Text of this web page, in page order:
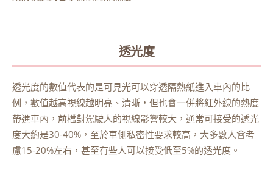
透光度
透光度的數值代表的是可見光可以穿透隔熱紙進入車內的比
例，數值越高視線越明亮、清晰，但也會一併將紅外線的熱度
帶進車內，前檔對駕駛人的視線影響較大，通常可接受的透光
度大約是30-40%，至於車側私密性要求較高，大多數人會考
慮15-20%左右，甚至有些人可以接受低至5%的透光度。